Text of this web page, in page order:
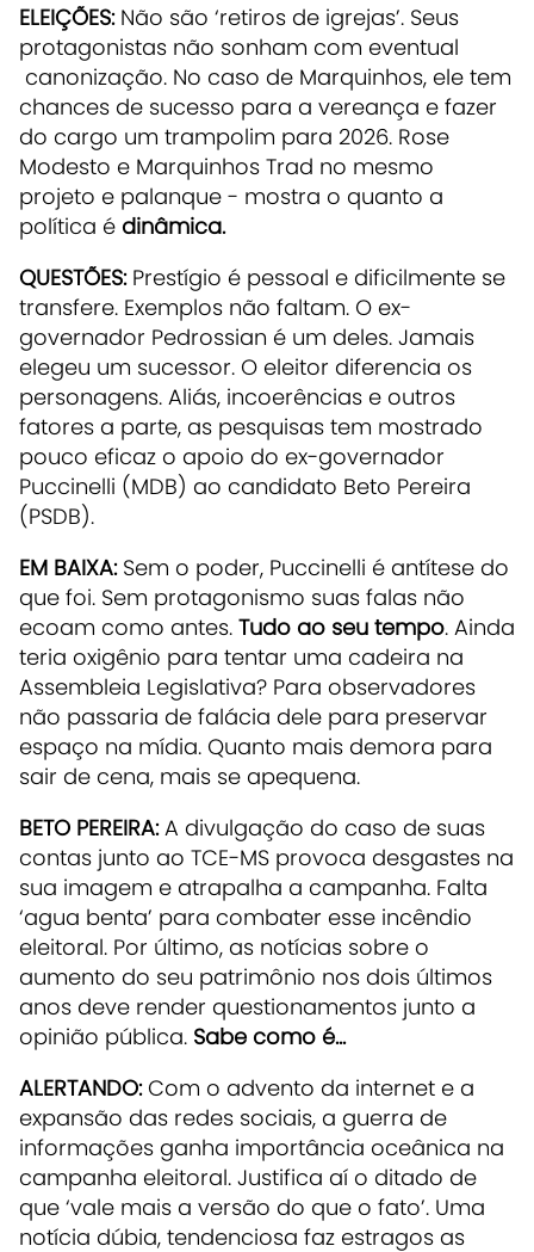
ELEIÇÕES:Não são ‘retiros de igrejas’. Seus
protagonistas não sonham com eventual
canonização. No caso de Marquinhos, ele tem
chances de sucesso para a vereança e fazer
do cargo um trampolim para 2026. Rose
Modesto e Marquinhos Trad no mesmo
projeto e palanque - mostra o quanto a
política é dinâmica.
QUESTÕES:Prestígio é pessoal e dificilmente se
transfere. Exemplos não faltam. O ex-
governador Pedrossian é um deles. Jamais
elegeu um sucessor. O eleitor diferencia os
personagens. Aliás, incoerências e outros
fatores a parte, as pesquisas tem mostrado
pouco eficaz o apoio do ex-governador
Puccinelli (MDB) ao candidato Beto Pereira
(PSDB).
EM BAIXA:Sem o poder, Puccinelli é antítese do
que foi. Sem protagonismo suas falas não
ecoam como antes. Tudo ao seu tempo. Ainda
teria oxigênio para tentar uma cadeira na
Assembleia Legislativa? Para observadores
não passaria de falácia dele para preservar
espaço na mídia. Quanto mais demora para
sair de cena, mais se apequena.
BETO PEREIRA:A divulgação do caso de suas
contas junto ao TCE-MS provoca desgastes na
sua imagem e atrapalha a campanha. Falta
‘agua benta’ para combater esse incêndio
eleitoral. Por último, as notícias sobre o
aumento do seu patrimônio nos dois últimos
anos deve render questionamentos junto a
opinião pública. Sabe como é...
ALERTANDO:Com o advento da internet e a
expansão das redes sociais, a guerra de
informações ganha importância oceânica na
campanha eleitoral. Justifica aí o ditado de
que ‘vale mais a versão do que o fato’. Uma
notícia dúbia, tendenciosa faz estragos as